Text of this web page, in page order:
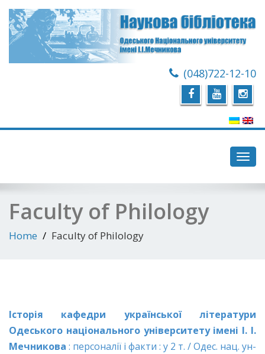
(048)722-12-10
Faculty of Philology
Home Faculty of Philology
Історія кафедри української літератури
Одеського національного університету імені І. І.
Мечникова : персоналії і факти : у 2 т. / Одес. нац. ун-